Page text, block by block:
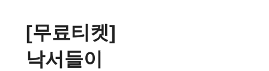
[무료티켓]
낙서들이